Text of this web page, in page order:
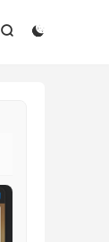

